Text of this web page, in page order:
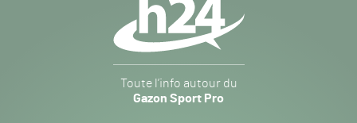
Sport
Pro
Toute l’info autour du
Gazon Sport Pro